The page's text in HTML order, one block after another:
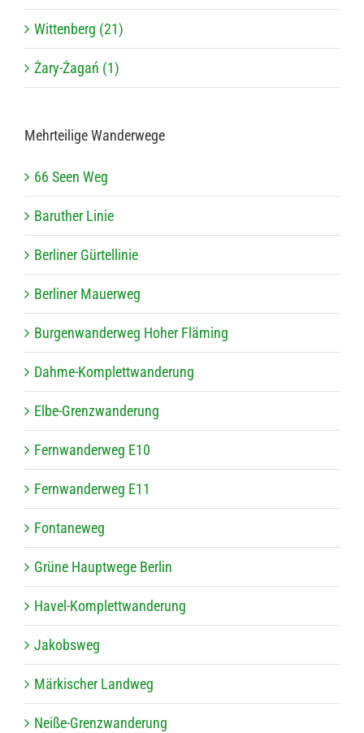
Wittenberg (21)
Żary-Żagań (1)
Mehr­tei­lige Wanderwege
66 Seen Weg
Baru­ther Linie
Ber­li­ner Gürtellinie
Ber­li­ner Mauerweg
Bur­gen­wan­der­weg Hoher Fläming
Dahme-Kom­plett­wan­de­rung
Elbe-Grenz­wan­de­rung
Fern­wan­der­weg E10
Fern­wan­der­weg E11
Fon­ta­ne­weg
Grüne Haupt­wege Berlin
Havel-Kom­plett­wan­de­rung
Jakobs­weg
Mär­ki­scher Landweg
Neiße-Grenz­wan­de­rung